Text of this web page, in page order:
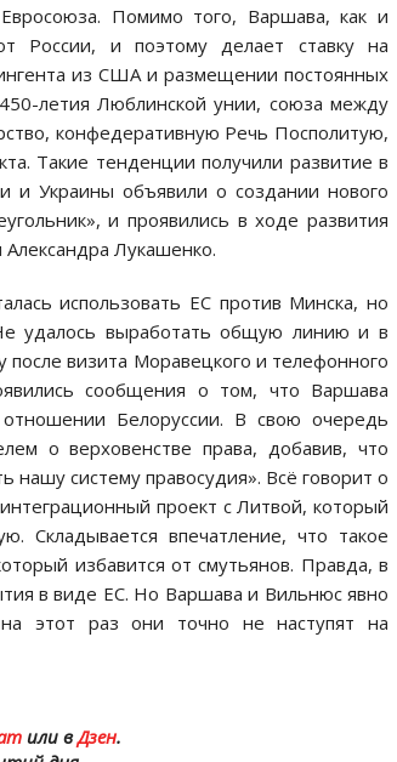
Помимо того, Варшава, как и
России, и поэтому делает ставку на
из США и размещении постоянных
летия Люблинской унии, союза между
конфедеративную Речь Посполитую,
Такие тенденции получили развитие в
и Украины объявили о создании нового
и проявились в ходе развития
Александра Лукашенко.
использовать ЕС против Минска, но
удалось выработать общую линию и в
визита Моравецкого и телефонного
сообщения о том, что Варшава
Белоруссии. В свою очередь
о верховенстве права, добавив, что
систему правосудия». Всё говорит о
проект с Литвой, который
Складывается впечатление, что такое
избавится от смутьянов. Правда, в
в виде ЕС. Но Варшава и Вильнюс явно
этот раз они точно не наступят на
или вДзен.